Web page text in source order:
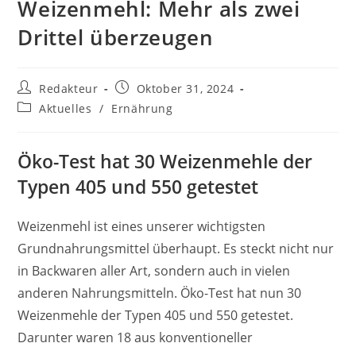
Weizenmehl: Mehr als zwei
Drittel überzeugen
Beitrags-
Autor:
Redakteur
Beitrag
veröffentlicht:
Oktober 31, 2024
Beitrags-
Aktuelles / Ernährung
Öko-Test hat 30 Weizenmehle der
Typen 405 und 550 getestet
Weizenmehl ist eines unserer wichtigsten
Grundnahrungsmittel überhaupt. Es steckt nicht nur
in Backwaren aller Art, sondern auch in vielen
anderen Nahrungsmitteln. Öko-Test hat nun 30
Weizenmehle der Typen 405 und 550 getestet.
Darunter waren 18 aus konventioneller